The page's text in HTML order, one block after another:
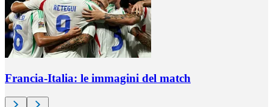
Francia-Italia: le immagini del match